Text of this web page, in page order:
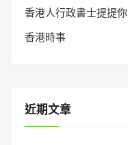
香港人行政書士提提你
香港時事
近期文章